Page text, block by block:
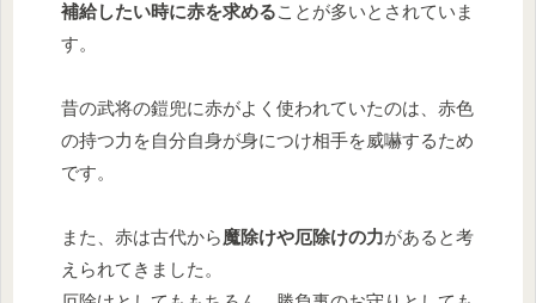
補給したい時に赤を求めることが多いとされていま
す。
昔の武将の鎧兜に赤がよく使われていたのは、赤色
の持つ力を自分自身が身につけ相手を威嚇するため
です。
また、赤は古代から魔除けや厄除けの力があると考
えられてきました。